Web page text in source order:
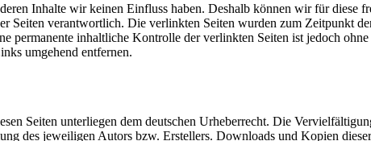
Inhalte wir keinen Einfluss haben. Deshalb können wir für diese
Seiten verantwortlich. Die verlinkten Seiten wurden zum Zeitpunkt
permanente inhaltliche Kontrolle der verlinkten Seiten ist jedoch
umgehend entfernen.
Seiten unterliegen dem deutschen Urheberrecht. Die
des jeweiligen Autors bzw. Erstellers. Downloads und Kopien